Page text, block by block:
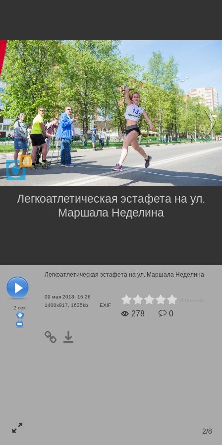
2 сек.
Легкоатлетическая эстафета на ул. Маршала Неделина
09 мая 2018, 16:26
1400x917, 1635kb
EXIF
278 0
2/8
Легкоатлетическая эстафета на ул.
Маршала Неделина